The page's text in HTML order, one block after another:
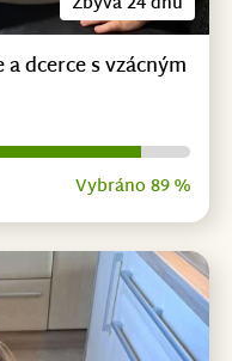
dcerce s vzácným
Vybráno 89 %